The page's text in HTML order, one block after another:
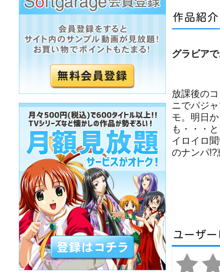
グラビア
放課後の
ニでパジ
モ。明日
も・・・
イロイロ
のナンパ!?